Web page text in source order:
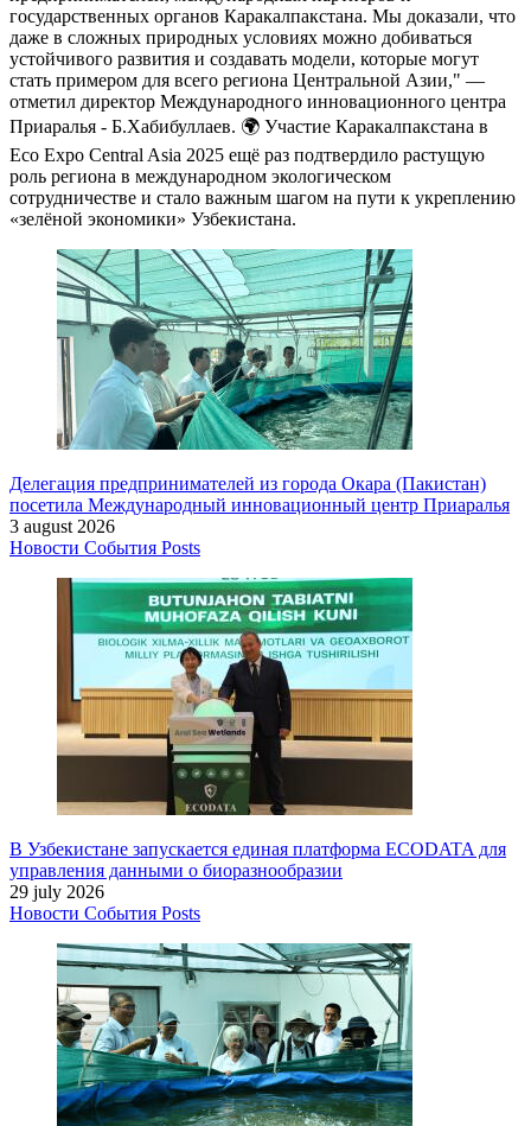
государственных органов Каракалпакстана. Мы доказали, что
даже в сложных природных условиях можно добиваться
устойчивого развития и создавать модели, которые могут
стать примером для всего региона Центральной Азии," —
отметил директор Международного инновационного центра
Приаралья - Б.Хабибуллаев. 🌍 Участие Каракалпакстана в
Eco Expo Central Asia 2025 ещё раз подтвердило растущую
роль региона в международном экологическом
сотрудничестве и стало важным шагом на пути к укреплению
«зелёной экономики» Узбекистана.
Делегация предпринимателей из города Окара (Пакистан)
посетила Международный инновационный центр Приаралья
3 august 2026
Новости События Posts
В Узбекистане запускается единая платформа ECODATA для
управления данными о биоразнообразии
29 july 2026
Новости События Posts